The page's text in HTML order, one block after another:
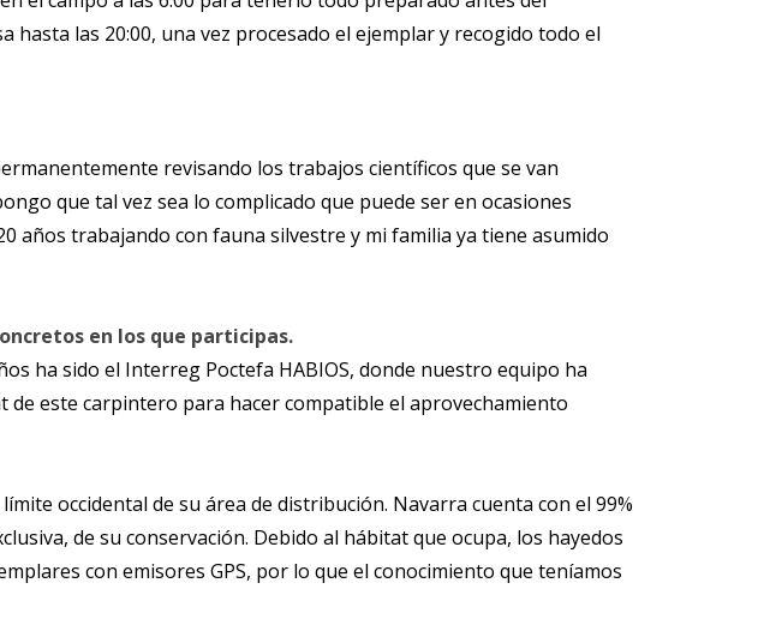
hasta las 20:00, una vez procesado el ejemplar y recogido todo el
revisando los trabajos científicos que se van
que tal vez sea lo complicado que puede ser en ocasiones
años trabajando con fauna silvestre y mi familia ya tiene asumido
en los que participas.
ha sido el Interreg Poctefa HABIOS, donde nuestro equipo ha
este carpintero para hacer compatible el aprovechamiento
occidental de su área de distribución. Navarra cuenta con el 99%
de su conservación. Debido al hábitat que ocupa, los hayedos
con emisores GPS, por lo que el conocimiento que teníamos